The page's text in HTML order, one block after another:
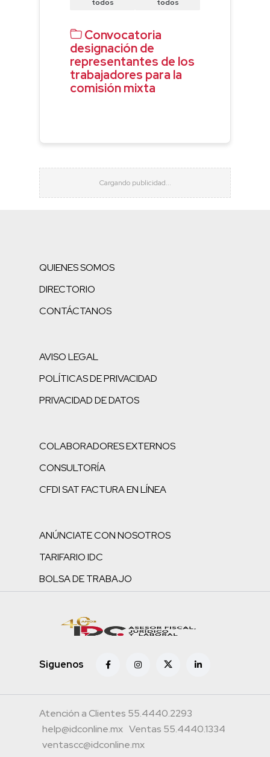
todos
todos
Convocatoria
designación de
representantes de los
trabajadores para la
comisión mixta
QUIENES SOMOS
DIRECTORIO
CONTÁCTANOS
AVISO LEGAL
POLÍTICAS DE PRIVACIDAD
PRIVACIDAD DE DATOS
COLABORADORES EXTERNOS
CONSULTORÍA
CFDI SAT FACTURA EN LÍNEA
ANÚNCIATE CON NOSOTROS
TARIFARIO IDC
BOLSA DE TRABAJO
Siguenos
Atención a Clientes 55.4440.2293
help@idconline.mx Ventas 55.4440.1334
ventascc@idconline.mx